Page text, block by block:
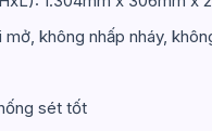
không nhấp nháy,
sét tốt